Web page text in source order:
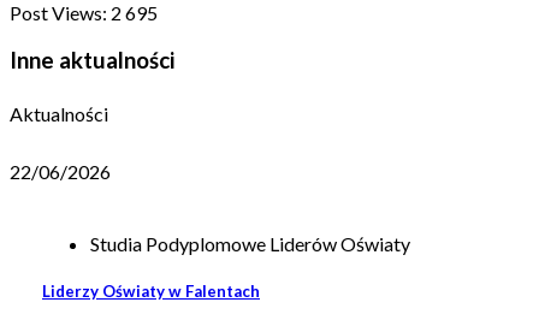
Post Views: 2 695
Inne aktualności
Aktualności
22/06/2026
Studia Podyplomowe Liderów Oświaty
Liderzy Oświaty w Falentach